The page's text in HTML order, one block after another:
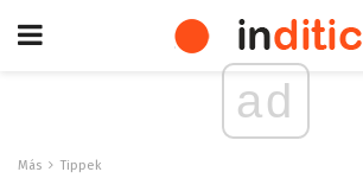
ad
Más Tippek